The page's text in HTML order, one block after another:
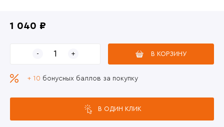
1 040 ₽
В КОРЗИНУ
+ 10 бонусных баллов за покупку
В ОДИН КЛИК